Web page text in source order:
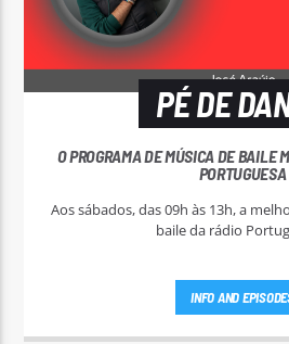
PÉ DE
O PROGRAMA DE MÚSICA DE BAILE
PORTUGUESA
Aos sábados, das 09h às 13h, a
INFO AND